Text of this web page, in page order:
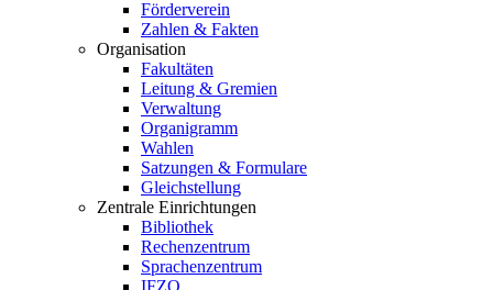
Förderverein
Zahlen & Fakten
Organisation
Fakultäten
Leitung & Gremien
Verwaltung
Organigramm
Wahlen
Satzungen & Formulare
Gleichstellung
Zentrale Einrichtungen
Bibliothek
Rechenzentrum
Sprachenzentrum
IFZO